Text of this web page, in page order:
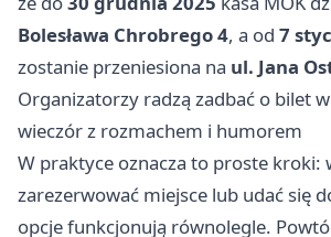
Bolesława Chrobrego 4, a od 7
zostanie przeniesiona na ul. Jana
Organizatorzy radzą zadbać o bilet
wieczór z rozmachem i humorem
W praktyce oznacza to proste kroki:
zarezerwować miejsce lub udać się
opcje funkcjonują równolegle.